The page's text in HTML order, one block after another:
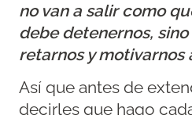
no van a salir como
debe detenernos,
retarnos y motivarnos
Así que antes de
decirles que hago